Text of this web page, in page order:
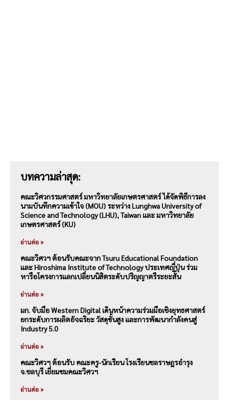
บทความล่าสุด:
คณะวิศวกรรมศาสตร์ มหาวิทยาลัยเกษตรศาสตร์ ได้จัดพิธีการลง
นามบันทึกความเข้าใจ (MOU) ระหว่าง Lunghwa University of
Science and Technology (LHU), Taiwan และ มหาวิทยาลัย
เกษตรศาสตร์ (KU)
อ่านต่อ »
คณะวิศวฯ ต้อนรับคณะจาก Tsuru Educational Foundation
และ Hiroshima Institute of Technology ประเทศญี่ปุ่น ร่วม
หารือโครงการแลกเปลี่ยนนิสิตระดับปริญญาตรีระยะสั้น
อ่านต่อ »
มก. จับมือ Western Digital เดินหน้าความร่วมมือเชิงยุทธศาสตร์
ยกระดับการผลิตอัจฉริยะ วัสดุขั้นสูง และการพัฒนากำลังคนสู่
Industry 5.0
อ่านต่อ »
คณะวิศวฯ ต้อนรับ คณะครู-นักเรียน โรงเรียนชลราษฎรอำรุง
จ.ชลบุรี เยี่ยมชมคณะวิศวฯ
อ่านต่อ »